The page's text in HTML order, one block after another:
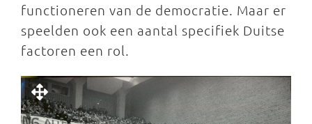
functioneren van de democratie. Maar er
speelden ook een aantal specifiek Duitse
factoren een rol.